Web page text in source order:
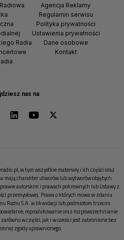
nas na
Radia
Agencja Reklamy
Regulamin serwisu
Polityka prywatności
Ustawienia prywatności
Dane osobowe
Kontakt
w tym wszystkie materiały i ich części oraz
mają charakter utworów lub wytworów objętych
autorskim i prawach pokrewnych lub Ustawy z
przemysłowej. Prawa o których mowa w zdaniu
Radiu S.A. w likwidacji lub podmiotom trzecim.
reprodukowanie oraz rozpowszechnianie
w części, jak i w całości jest zabronione bez
zgody uprawnionego.